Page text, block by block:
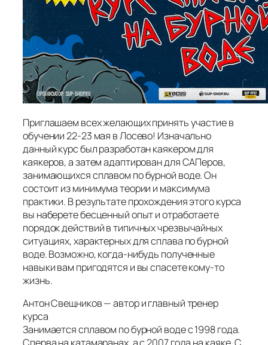
Приглашаем всех желающих принять участие в
обучении 22-23 мая в Лосево! Изначально
данный курс был разработан каякером для
каякеров, а затем адаптирован для САПеров,
занимающихся сплавом по бурной воде. Он
состоит из минимума теории и максимума
практики. В результате прохождения этого курса
вы наберете бесценный опыт и отработаете
порядок действий в типичных чрезвычайных
ситуациях, характерных для сплава по бурной
воде. Возможно, когда-нибудь полученные
навыки вам пригодятся и вы спасете кому-то
жизнь.
Антон Свещников — автор и главный тренер
курса
Занимается сплавом по бурной воде с 1998 года.